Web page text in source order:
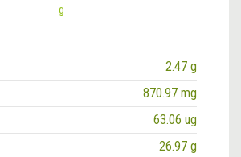
g
2.47 g
870.97 mg
63.06 ug
26.97 g